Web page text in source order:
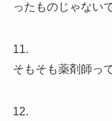
ったものじゃない
11.
そもそも薬剤師っ
12.